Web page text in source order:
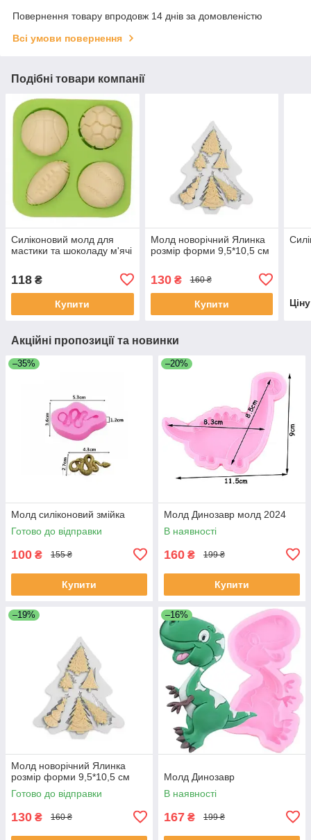
Повернення товару впродовж 14 днів за домовленістю
Всі умови повернення
Подібні товари компанії
Силіконовий молд для
мастики та шоколаду м'ячі
118 ₴
Купити
Молд новорічний Ялинка
розмір форми 9,5*10,5 см
130₴ 160 ₴
Купити
Акційні пропозиції та новинки
–35%
Молд силіконовий змійка
Готово до відправки
100 ₴ 155 ₴
Купити
–20%
Молд Динозавр молд 2024
В наявності
160 ₴ 199 ₴
Купити
–19%
Молд новорічний Ялинка
розмір форми 9,5*10,5 см
Готово до відправки
130 ₴ 160 ₴
–16%
Молд Динозавр
В наявності
167 ₴ 199 ₴